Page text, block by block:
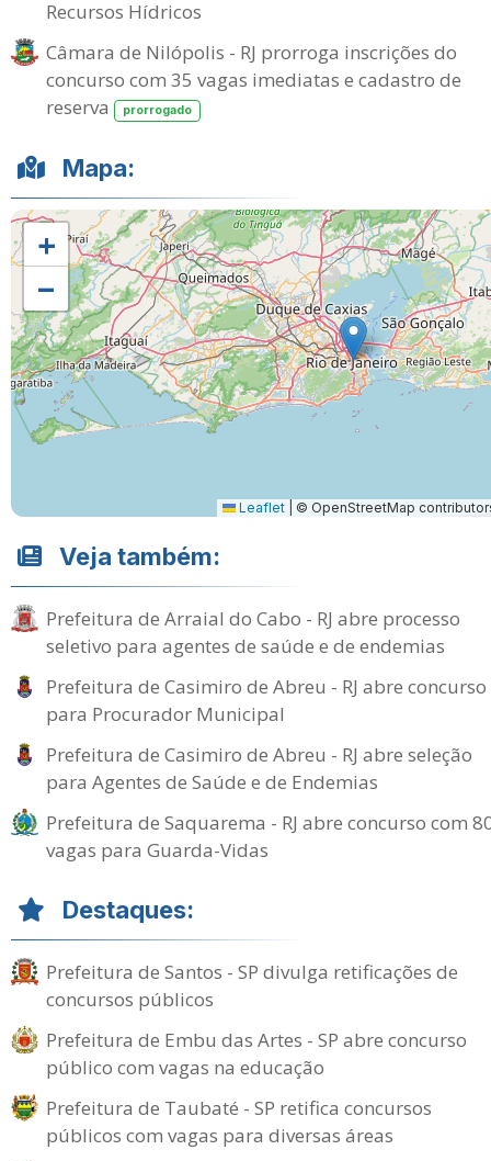
Recursos Hídricos
Câmara de Nilópolis - RJ prorroga inscrições do
concurso com 35 vagas imediatas e cadastro de
reserva
prorrogado
Mapa:
+
−
Leaflet © OpenStreetMap
Veja também:
Prefeitura de Arraial do Cabo - RJ abre processo
seletivo para agentes de saúde e de endemias
Prefeitura de Casimiro de Abreu - RJ abre concurso
para Procurador Municipal
Prefeitura de Casimiro de Abreu - RJ abre seleção
para Agentes de Saúde e de Endemias
Prefeitura de Saquarema - RJ abre concurso com
vagas para Guarda-Vidas
Destaques:
Prefeitura de Santos - SP divulga retificações de
concursos públicos
Prefeitura de Embu das Artes - SP abre concurso
público com vagas na educação
Prefeitura de Taubaté - SP retifica concursos
públicos com vagas para diversas áreas